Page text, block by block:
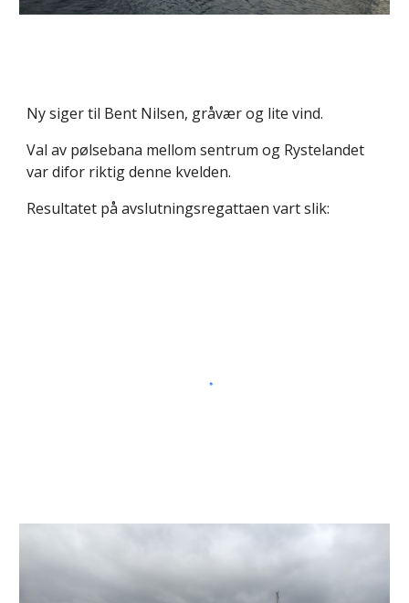
Ny siger til Bent Nilsen, gråvær og lite vind.
Val av pølsebana mellom sentrum og Rystelandet
var difor riktig denne kvelden.
Resultatet på avslutningsregattaen vart slik: